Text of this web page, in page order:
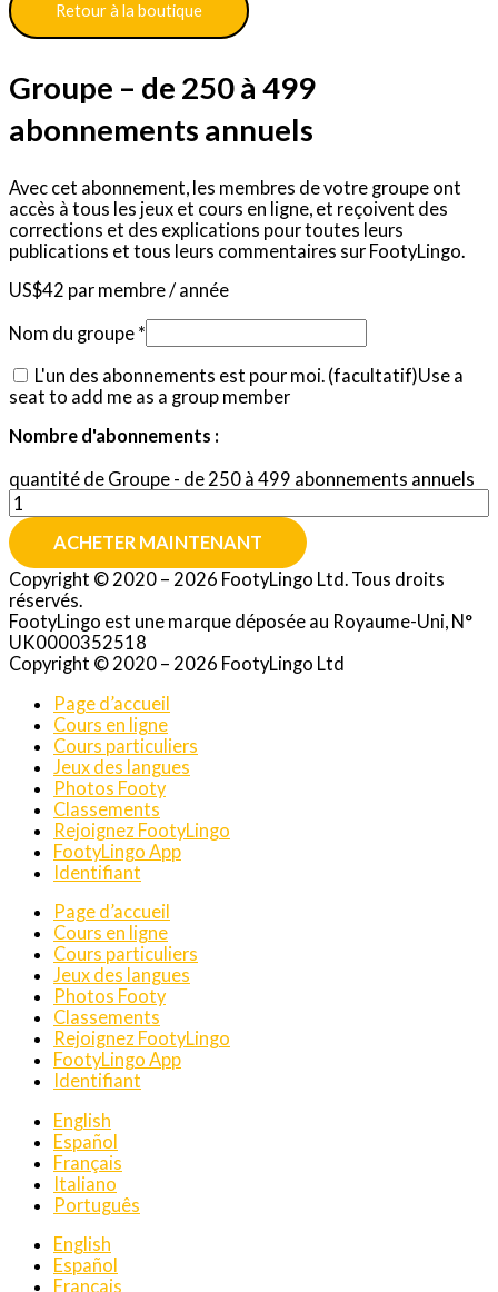
Retour à la boutique
Groupe – de 250 à 499
abonnements annuels
Avec cet abonnement, les membres de votre groupe ont
accès à tous les jeux et cours en ligne, et reçoivent des
corrections et des explications pour toutes leurs
publications et tous leurs commentaires sur FootyLingo.
US$42 par membre/ année
Nom du groupe *
L'un des abonnements est pour moi. (facultatif)Use a
seat to add me as a group member
Nombre d'abonnements :
quantité de Groupe - de 250 à 499 abonnements annuels
ACHETER MAINTENANT
Copyright © 2020 – 2026 FootyLingo Ltd. Tous droits
réservés.
FootyLingo est une marque déposée au Royaume-Uni, N°
UK0000352518
Copyright © 2020 – 2026 FootyLingo Ltd
Page d’accueil
Cours en ligne
Cours particuliers
Jeux des langues
Photos Footy
Classements
Rejoignez FootyLingo
FootyLingo App
Identifiant
Page d’accueil
Cours en ligne
Cours particuliers
Jeux des langues
Photos Footy
Classements
Rejoignez FootyLingo
FootyLingo App
Identifiant
English
Español
Français
Italiano
Português
English
Español
Français